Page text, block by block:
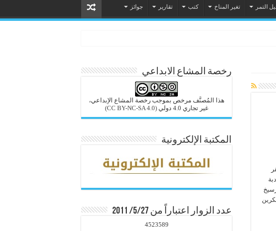
التمر تغير المناخ كتب تقارير جوائز
بمقر
رخصة المشاع الابداعي
هذا المُصنَّف مرخص بموجب رخصة المشاع الإبداعي،
غير تجاري 4.0 دولي
(CC BY-NC-SA 4.0)
المكتبة الإلكترونية
عدد الزوار اعتباراً من 5/27/ 2011
4523589